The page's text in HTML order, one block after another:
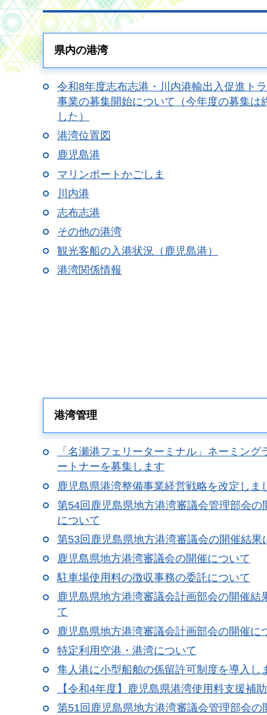
県内の港湾
令和8年度志布志港・川内港輸出入促進ト
事業の募集開始について（今年度の募集は
した）
港湾位置図
鹿児島港
マリンポートかごしま
川内港
志布志港
その他の港湾
観光客船の入港状況（鹿児島港）
港湾関係情報
港湾管理
「名瀬港フェリーターミナル」ネーミング
ートナーを募集します
鹿児島県港湾整備事業経営戦略を改定しま
第54回鹿児島県地方港湾審議会管理部会の
について
第53回鹿児島県地方港湾審議会の開催結果
鹿児島県地方港湾審議会の開催について
駐車場使用料の徴収事務の委託について
鹿児島県地方港湾審議会計画部会の開催結
て
鹿児島県地方港湾審議会計画部会の開催に
特定利用空港・港湾について
隼人港に小型船舶の係留許可制度を導入し
【令和4年度】鹿児島県港湾使用料支援補
第51回鹿児島県地方港湾審議会管理部会の